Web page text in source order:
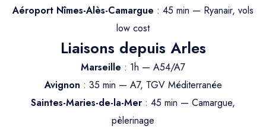
Aéroport Nîmes-Alès-Camargue : 45 min — Ryanair, vols
low cost
Liaisons depuis Arles
Marseille : 1h — A54/A7
Avignon : 35 min — A7, TGV Méditerranée
Saintes-Maries-de-la-Mer : 45 min — Camargue,
pèlerinage